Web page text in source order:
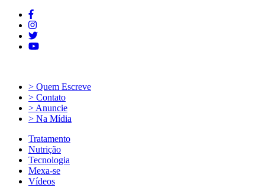
> Quem Escreve
> Contato
> Anuncie
> Na Mídia
Tratamento
Nutrição
Tecnologia
Mexa-se
Vídeos